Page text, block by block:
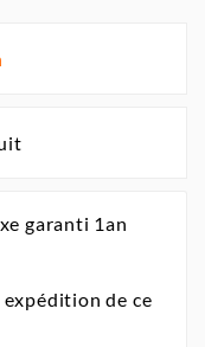
garanti 1an
de ce